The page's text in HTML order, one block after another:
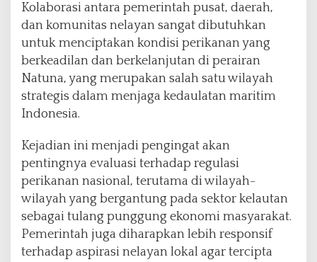
Kolaborasi antara pemerintah pusat, daerah,
dan komunitas nelayan sangat dibutuhkan
untuk menciptakan kondisi perikanan yang
berkeadilan dan berkelanjutan di perairan
Natuna, yang merupakan salah satu wilayah
strategis dalam menjaga kedaulatan maritim
Indonesia.
Kejadian ini menjadi pengingat akan
pentingnya evaluasi terhadap regulasi
perikanan nasional, terutama di wilayah-
wilayah yang bergantung pada sektor kelautan
sebagai tulang punggung ekonomi masyarakat.
Pemerintah juga diharapkan lebih responsif
terhadap aspirasi nelayan lokal agar tercipta